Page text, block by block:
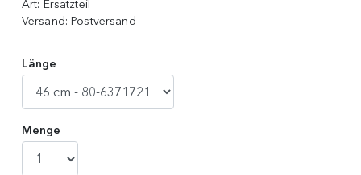
Art: Ersatzteil
Versand: Postversand
Länge
Menge